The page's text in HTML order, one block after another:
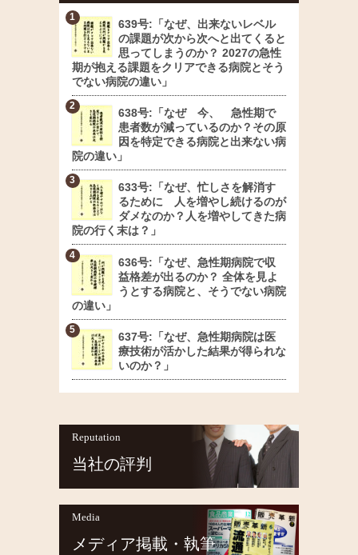
639号:「なぜ、出来ないレベル
の課題が次から次へと出てくると
思ってしまうのか？ 2027の急性
期が抱える課題をクリアできる病院とそう
でない病院の違い」
638号:「なぜ 今、 急性期で
患者数が減っているのか？その原
因を特定できる病院と出来ない病
院の違い」
633号:「なぜ、忙しさを解消す
るために 人を増やし続けるのが
ダメなのか？人を増やしてきた病
院の行く末は？」
636号:「なぜ、急性期病院で収
益格差が出るのか？ 全体を見よ
うとする病院と、そうでない病院
の違い」
637号:「なぜ、急性期病院は医
療技術が活かした結果が得られな
いのか？」
Reputation
当社の評判
Media
メディア掲載・執筆